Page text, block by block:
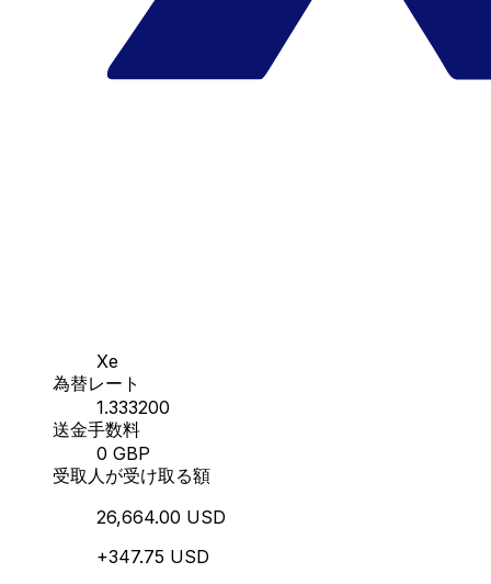
Xe
為替レート
1.333200
送金手数料
0 GBP
受取人が受け取る額
26,664.00 USD
+347.75 USD